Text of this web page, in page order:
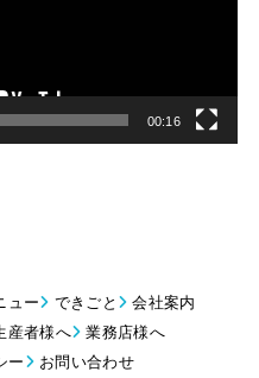
00:16
ュー できごと
会社案内
産者様へ
業務店様へ
ー
お問い合わせ